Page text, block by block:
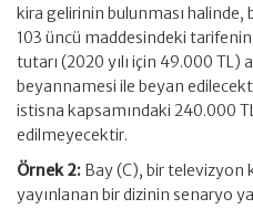
kira gelirinin bulunması halinde,
103 üncü maddesindeki
tutarı (2020 yılı için 49.000 TL)
beyannamesi ile beyan
istisna kapsamındaki 240.000
edilmeyecektir.
Örnek 2: Bay (C), bir televizyon
yayınlanan bir dizinin senaryo